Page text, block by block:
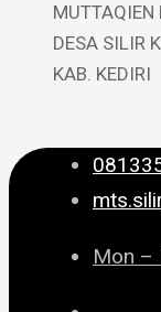
MUTTAQIEN
DESA SILIR
KAB. KEDIRI
Mon –